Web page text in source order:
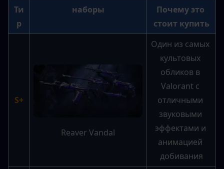
Ти
р
наборы
Почему это
стоит купить
S+
Reaver Vandal
Один из самых
культовых
обликов в
Valorant с
отличными
звуковыми
эффектами и
анимацией
добивания